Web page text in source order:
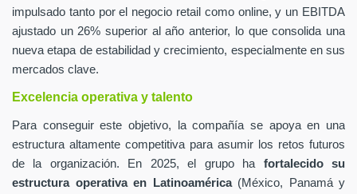
impulsado tanto por el negocio retail como online, y un EBITDA
ajustado un 26% superior al año anterior, lo que consolida una
nueva etapa de estabilidad y crecimiento, especialmente en sus
mercados clave.
Excelencia operativa y talento
Para conseguir este objetivo, la compañía se apoya en una
estructura altamente competitiva para asumir los retos futuros
de la organización. En 2025, el grupo ha fortalecido su
estructura operativa en Latinoamérica(México, Panamá y